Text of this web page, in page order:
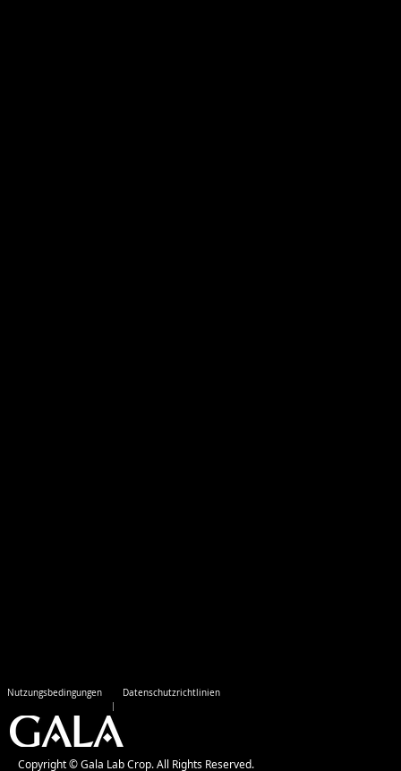
Nutzungsbedingungen Datenschutzrichtlinien
Copyright © Gala Lab Crop. All Rights Reserved.